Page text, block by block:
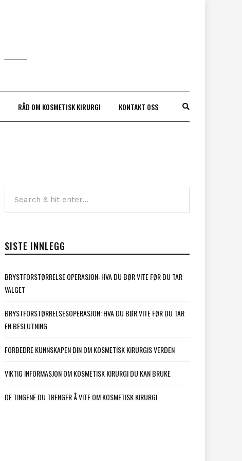
RÅD OM KOSMETISK KIRURGI KONTAKT OSS
SISTE INNLEGG
BRYSTFORSTØRRELSE OPERASJON: HVA DU BØR VITE FØR DU TAR
VALGET
BRYSTFORSTØRRELSESOPERASJON: HVA DU BØR VITE FØR DU TAR
EN BESLUTNING
FORBEDRE KUNNSKAPEN DIN OM KOSMETISK KIRURGIS VERDEN
VIKTIG INFORMASJON OM KOSMETISK KIRURGI DU KAN BRUKE
DE TINGENE DU TRENGER Å VITE OM KOSMETISK KIRURGI